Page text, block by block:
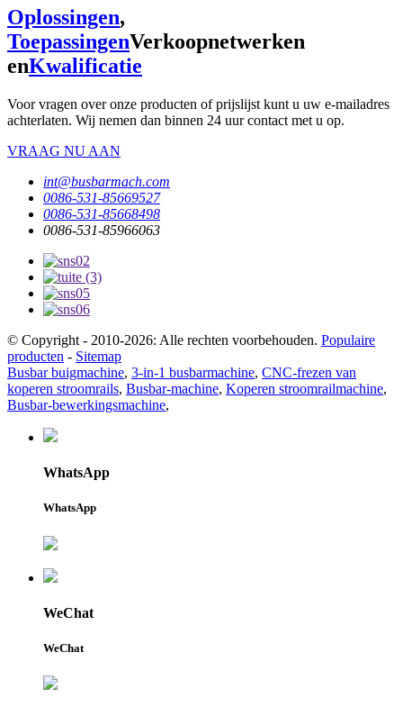
Oplossingen,
ToepassingenVerkoopnetwerken
enKwalificatie
Voor vragen over onze producten of prijslijst kunt u uw e-mailadres
achterlaten. Wij nemen dan binnen 24 uur contact met u op.
VRAAG NU AAN
int@busbarmach.com
0086-531-85669527
0086-531-85668498
0086-531-85966063
© Copyright - 2010-2026: Alle rechten voorbehouden. Populaire
producten - Sitemap
Busbar buigmachine, 3-in-1 busbarmachine, CNC-frezen van
koperen stroomrails, Busbar-machine, Koperen stroomrailmachine,
Busbar-bewerkingsmachine,
WhatsApp
WhatsApp
WeChat
WeChat